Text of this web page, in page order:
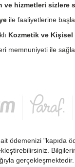
ve hizmetleri
ile faaliyetlerine
Kozmetik ve Kişisel
memnuniyeti ile
ödemenizi "kapıda